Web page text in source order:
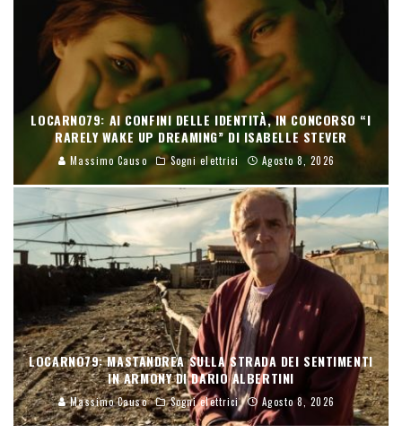
LOCARNO79: AI CONFINI DELLE IDENTITÀ, IN CONCORSO “I
RARELY WAKE UP DREAMING” DI ISABELLE STEVER
Massimo Causo Sogni elettrici Agosto 8, 2026
LOCARNO79: MASTANDREA SULLA STRADA DEI SENTIMENTI
IN ARMONY DI DARIO ALBERTINI
Massimo Causo Sogni elettrici Agosto 8, 2026